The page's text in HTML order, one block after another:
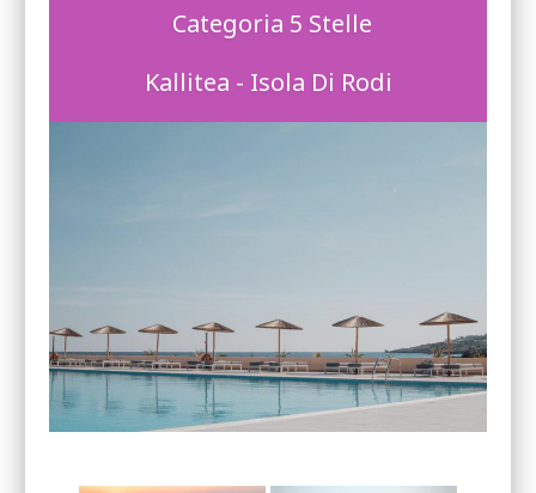
Categoria 5 Stelle
Kallitea - Isola Di Rodi